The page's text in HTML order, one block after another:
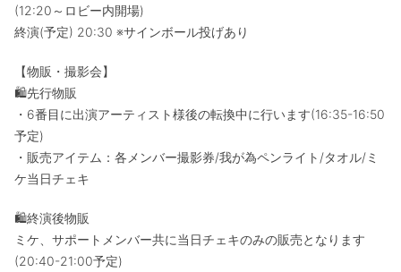
(12:20～ロビー内開場)
終演(予定) 20:30 ※サインボール投げあり
【物販・撮影会】
🛍️先行物販
・6番目に出演アーティスト様後の転換中に行います(16:35-16:50
予定)
・販売アイテム：各メンバー撮影券/我が為ペンライト/タオル/ミ
ケ当日チェキ
🛍️終演後物販
ミケ、サポートメンバー共に当日チェキのみの販売となります
(20:40-21:00予定)